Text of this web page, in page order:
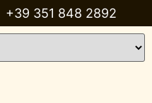
+39 351 848 2892